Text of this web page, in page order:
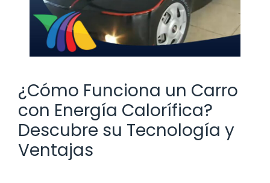
¿Cómo Funciona un Carro
con Energía Calorífica?
Descubre su Tecnología y
Ventajas